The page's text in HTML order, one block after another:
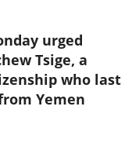
urged
Tsige, a
who last
Yemen